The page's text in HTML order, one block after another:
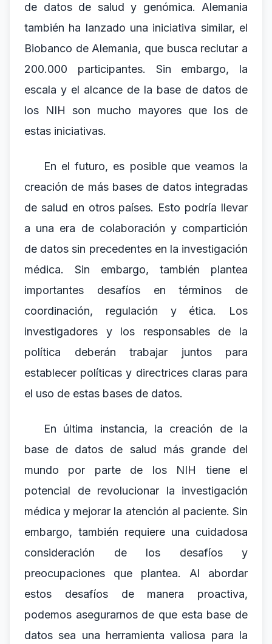
de datos de salud y genómica. Alemania
también ha lanzado una iniciativa similar, el
Biobanco de Alemania, que busca reclutar a
200.000 participantes. Sin embargo, la
escala y el alcance de la base de datos de
los NIH son mucho mayores que los de
estas iniciativas.
En el futuro, es posible que veamos la
creación de más bases de datos integradas
de salud en otros países. Esto podría llevar
a una era de colaboración y compartición
de datos sin precedentes en la investigación
médica. Sin embargo, también plantea
importantes desafíos en términos de
coordinación, regulación y ética. Los
investigadores y los responsables de la
política deberán trabajar juntos para
establecer políticas y directrices claras para
el uso de estas bases de datos.
En última instancia, la creación de la
base de datos de salud más grande del
mundo por parte de los NIH tiene el
potencial de revolucionar la investigación
médica y mejorar la atención al paciente. Sin
embargo, también requiere una cuidadosa
consideración de los desafíos y
preocupaciones que plantea. Al abordar
estos desafíos de manera proactiva,
podemos asegurarnos de que esta base de
datos sea una herramienta valiosa para la